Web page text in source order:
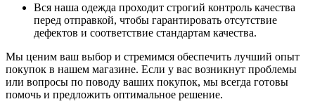
Вся наша одежда проходит строгий контроль качества
перед отправкой, чтобы гарантировать отсутствие
дефектов и соответствие стандартам качества.
Мы ценим ваш выбор и стремимся обеспечить лучший опыт
покупок в нашем магазине. Если у вас возникнут проблемы
или вопросы по поводу ваших покупок, мы всегда готовы
помочь и предложить оптимальное решение.